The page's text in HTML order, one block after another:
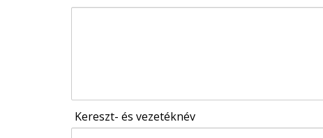
Kereszt- és vezetéknév